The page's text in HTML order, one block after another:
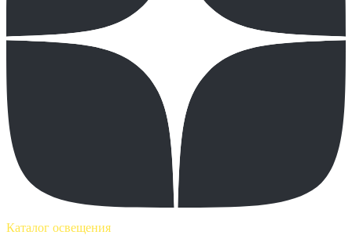
Каталог освещения